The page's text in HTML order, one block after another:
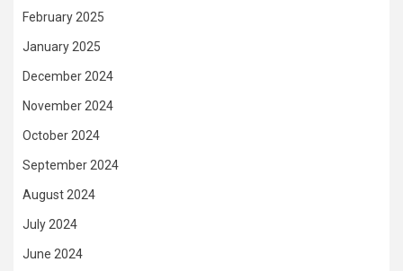
February 2025
January 2025
December 2024
November 2024
October 2024
September 2024
August 2024
July 2024
June 2024